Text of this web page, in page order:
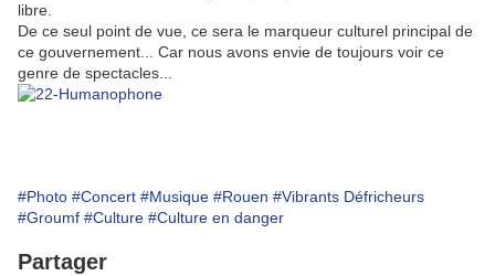
libre.
De ce seul point de vue, ce sera le marqueur culturel principal de
ce gouvernement... Car nous avons envie de toujours voir ce
genre de spectacles...
#Photo #Concert #Musique #Rouen #Vibrants Défricheurs
#Groumf #Culture #Culture en danger
Partager